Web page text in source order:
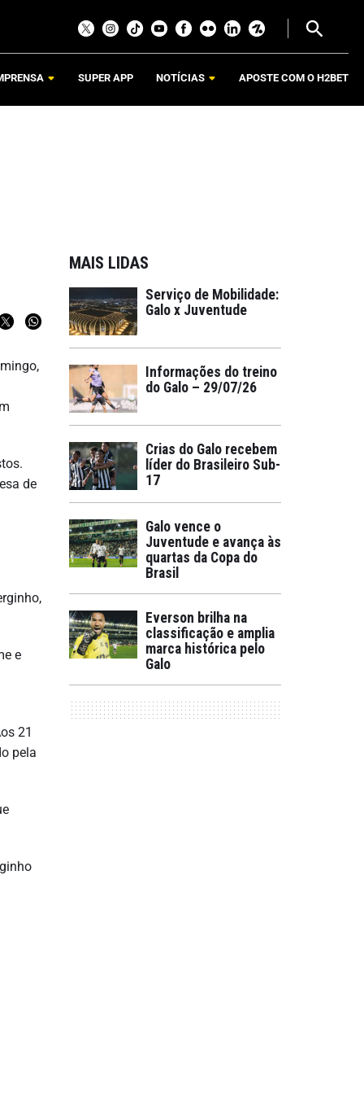
SUPER APP NOTÍCIAS APOSTE COM O H2BET
de
e
21
pela
MAIS LIDAS
Serviço de Mobilidade:
Galo x Juventude
Informações do treino
do Galo – 29/07/26
Crias do Galo recebem
líder do Brasileiro Sub-
17
Galo vence o
Juventude e avança às
quartas da Copa do
Brasil
Everson brilha na
classificação e amplia
marca histórica pelo
Galo